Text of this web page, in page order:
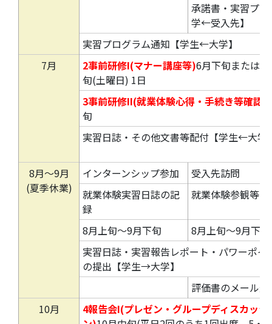
承諾書・実習プ
学←受入先】
実習プログラム通知【学生←大学】
7月
2事前研修I(マナー講座等)6月下旬または7
旬(土曜日) 1日
3事前研修II(就業体験心得・手続き等確認)
旬
実習日誌・その他文書等配付【学生←大学
8月～9月
(夏季休業)
インターンシップ参加
受入先訪問
就業体験実習日誌の記
録
就業体験参観等
8月上旬～9月下旬
8月上旬～9月下旬
実習日誌・実習報告レポート・パワーポイ
の提出【学生→大学】
評価書のメール
10月
4報告会I(プレゼン・グループディスカッシ